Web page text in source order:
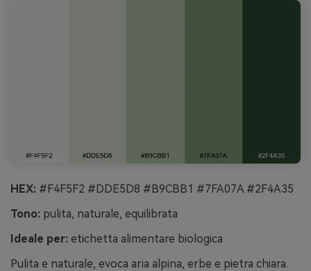
HEX: #F4F5F2 #DDE5D8 #B9CBB1 #7FA07A #2F4A35
Tono: pulita, naturale, equilibrata
Ideale per: etichetta alimentare biologica
Pulita e naturale, evoca aria alpina, erbe e pietra chiara.